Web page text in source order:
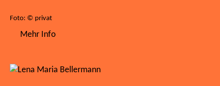
Foto: © privat
Mehr Info